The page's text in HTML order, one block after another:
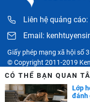
Liên hệ quảng
Email:
Giấy phép mạng xã hội số
© Copyright 2011-2019
tuyển sinh chỉ có tính chất
uy tín khác và bản quyền
quan người đọc có thể liên
CÓ THỂ BẠN QUAN
Lớp
đánh